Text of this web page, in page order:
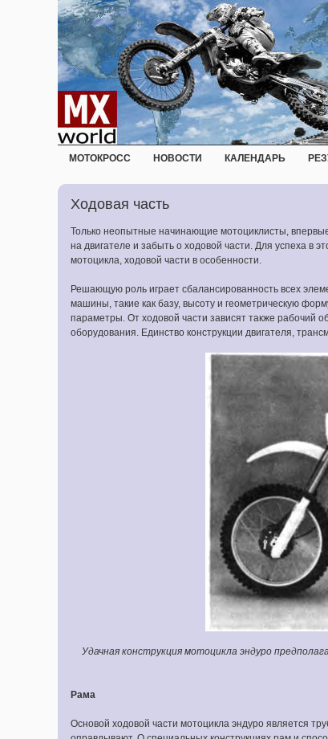
МОТОКРОСС НОВОСТИ КАЛЕНДАРЬ
Ходовая часть
Только неопытные начинающие мотоциклисты,
на двигателе и забыть о ходовой части. Для успеха в
мотоцикла, ходовой части в особенности.
Решающую роль играет сбалансированность всех
машины, такие как базу, высоту и геометрическую
параметры. От ходовой части зависят также рабочий
оборудования. Единство конструкции двигателя,
Удачная конструкция мотоцикла эндуро
Рама
Основой ходовой части мотоцикла эндуро является